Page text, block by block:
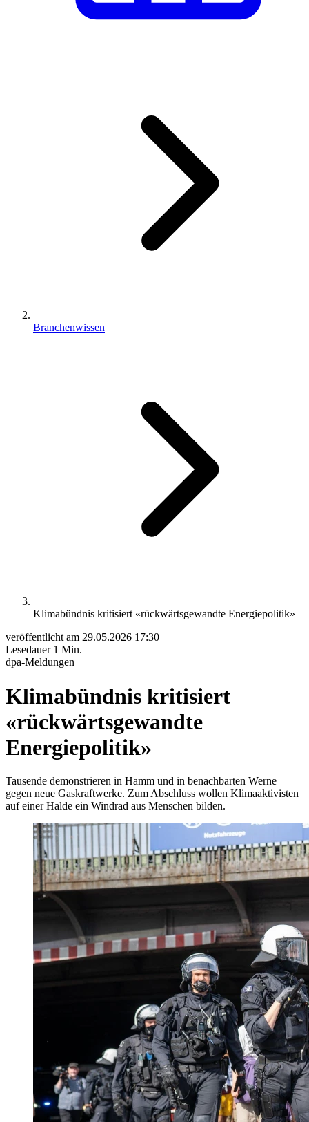
Branchenwissen
Klimabündnis kritisiert «rückwärtsgewandte Energiepolitik»
veröffentlicht am 29.05.2026 17:30
Lesedauer 1 Min.
dpa-Meldungen
Klimabündnis kritisiert
«rückwärtsgewandte
Energiepolitik»
Tausende demonstrieren in Hamm und in benachbarten Werne
gegen neue Gaskraftwerke. Zum Abschluss wollen Klimaaktivisten
auf einer Halde ein Windrad aus Menschen bilden.